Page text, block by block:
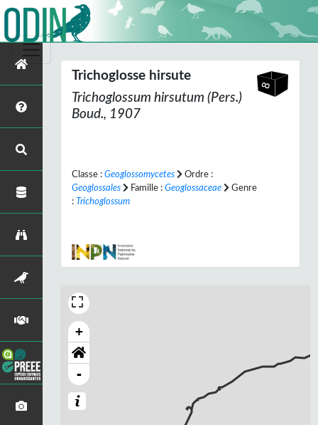
Trichoglosse hirsute
Trichoglossum hirsutum (Pers.)
Boud., 1907
Classe : Geoglossomycetes
Ordre :
Geoglossales
Famille : Geoglossaceae
Genre
: Trichoglossum
+
-